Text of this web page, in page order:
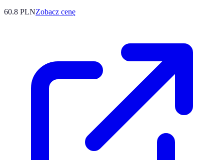
60.8 PLNZobacz cenę